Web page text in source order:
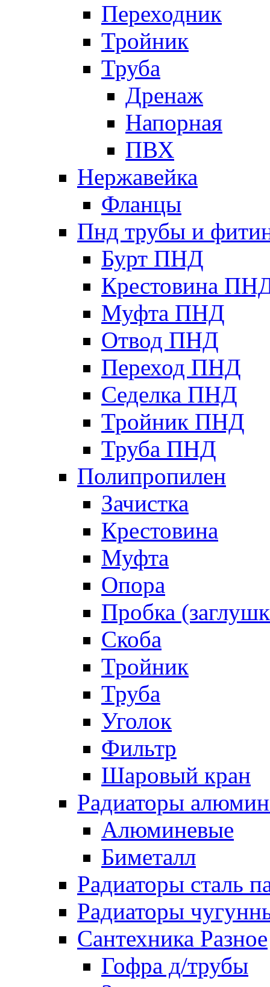
Переходник
Тройник
Труба
Дренаж
Напорная
ПВХ
Нержавейка
Фланцы
Пнд трубы и
Бурт ПНД
Крестовина
Муфта ПНД
Отвод ПНД
Переход ПНД
Седелка ПНД
Тройник ПНД
Труба ПНД
Полипропилен
Зачистка
Крестовина
Муфта
Опора
Пробка
Скоба
Тройник
Труба
Уголок
Фильтр
Шаровый кран
Радиаторы
Алюминевые
Биметалл
Радиаторы сталь
Радиаторы
Сантехника Разное
Гофра д/трубы